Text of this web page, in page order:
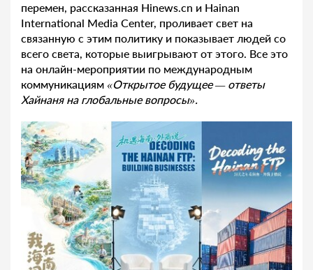
перемен, рассказанная Hinews.cn и Hainan
International Media Center, проливает свет на
связанную с этим политику и показывает людей со
всего света, которые выигрывают от этого. Все это
на онлайн-мероприятии по международным
коммуникациям «Открытое будущее — ответы
Хайнаня на глобальные вопросы».